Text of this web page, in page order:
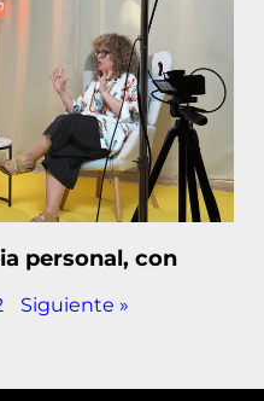
personal, con
Siguiente »